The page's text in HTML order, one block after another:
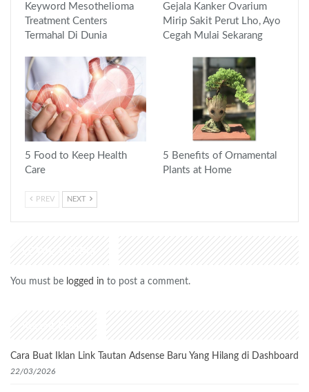
Keyword Mesothelioma
Treatment Centers
Termahal Di Dunia
Gejala Kanker Ovarium
Mirip Sakit Perut Lho, Ayo
Cegah Mulai Sekarang
5 Food to Keep Health
Care
5 Benefits of Ornamental
Plants at Home
PREV NEXT
LEAVE A REPLY
You must be logged in to post a comment.
Recent Posts
Cara Buat Iklan Link Tautan Adsense Baru Yang Hilang di Dashboard
22/03/2026